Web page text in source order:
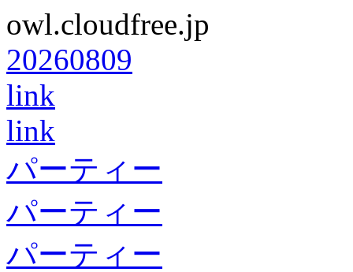
owl.cloudfree.jp
20260809
link
link
パーティー
パーティー
パーティー